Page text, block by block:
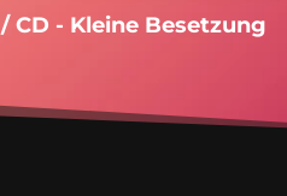
/ CD - Kleine Besetzung